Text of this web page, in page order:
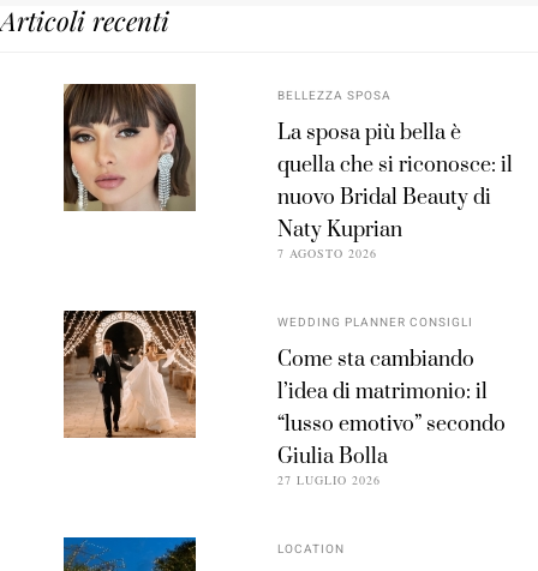
Articoli recenti
BELLEZZA SPOSA
La sposa più bella è
quella che si riconosce: il
nuovo Bridal Beauty di
Naty Kuprian
7 AGOSTO 2026
WEDDING PLANNER CONSIGLI
Come sta cambiando
l’idea di matrimonio: il
“lusso emotivo” secondo
Giulia Bolla
27 LUGLIO 2026
LOCATION